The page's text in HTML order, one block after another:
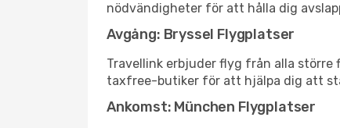
nödvändigheter för att hålla dig
Avgång: Bryssel Flygplatser
Travellink erbjuder flyg från alla större
taxfree-butiker för att hjälpa dig att
Ankomst: München Flygplatser